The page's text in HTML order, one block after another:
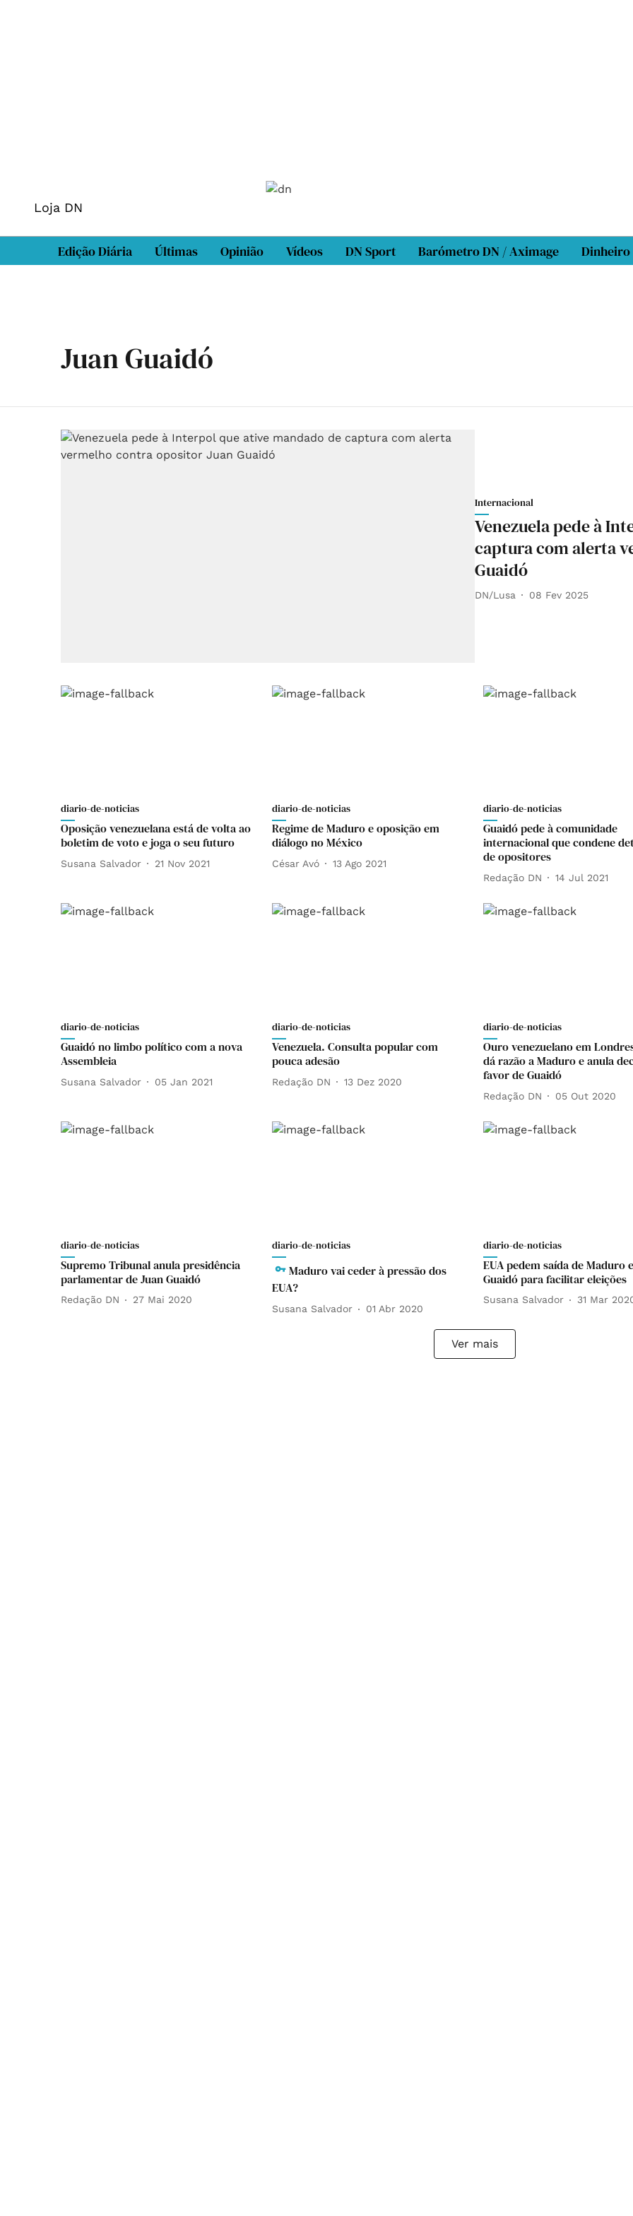
Loja DN
Edição Diária Últimas Opinião Vídeos DN Sport Barómetro DN / Aximage Dinheiro
Juan Guaidó
Internacional
Venezuela pede à
captura com alerta
Guaidó
DN/Lusa 08 Fev 2025
diario-de-noticias
Oposição venezuelana está de volta ao
boletim de voto e joga o seu futuro
Susana Salvador 21 Nov 2021
diario-de-noticias
Regime de Maduro e oposição em
diálogo no México
César Avó 13 Ago 2021
diario-de-noticias
Guaidó pede à comunidade
internacional que condene
de opositores
Redação DN 14 Jul 2021
diario-de-noticias
Guaidó no limbo político com a nova
Assembleia
Susana Salvador 05 Jan 2021
diario-de-noticias
Venezuela. Consulta popular com
pouca adesão
Redação DN 13 Dez 2020
diario-de-noticias
Ouro venezuelano em
dá razão a Maduro e anula
favor de Guaidó
Redação DN 05 Out 2020
diario-de-noticias
Supremo Tribunal anula presidência
parlamentar de Juan Guaidó
Redação DN 27 Mai 2020
diario-de-noticias
Maduro vai ceder à pressão dos
EUA?
Susana Salvador 01 Abr 2020
diario-de-noticias
EUA pedem saída de Maduro
Guaidó para facilitar eleições
Susana Salvador 31 Mar
Ver mais